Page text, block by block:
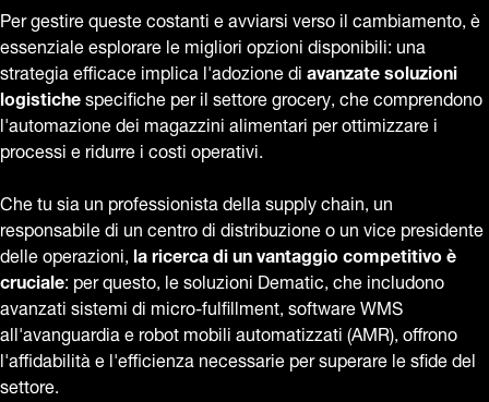
Per gestire queste costanti e avviarsi verso il cambiamento, è
essenziale esplorare le migliori opzioni disponibili: una
strategia efficace implica l'adozione diavanzate soluzioni
logistichespecifiche per il settore grocery, che comprendono
l'automazione dei magazzini alimentari per ottimizzare i
processi e ridurre i costi operativi.
Che tu sia un professionista della supply chain, un
responsabile di un centro di distribuzione o un vice presidente
delle operazioni,la ricerca di un vantaggio competitivo è
cruciale: per questo, le soluzioni Dematic, che includono
avanzati sistemi di micro-fulfillment, software WMS
all'avanguardia e robot mobili automatizzati (AMR), offrono
l'affidabilità e l'efficienza necessarie per superare le sfide del
settore.